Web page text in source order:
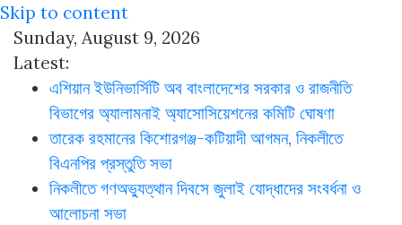
Skip to content
Sunday, August 9, 2026
Latest:
এশিয়ান ইউনিভার্সিটি অব বাংলাদেশের সরকার ও রাজনীতি
বিভাগের অ্যালামনাই অ্যাসোসিয়েশনের কমিটি ঘোষণা
তারেক রহমানের কিশোরগঞ্জ-কটিয়াদী আগমন, নিকলীতে
বিএনপির প্রস্তুতি সভা
নিকলীতে গণঅভ্যুত্থান দিবসে জুলাই যোদ্ধাদের সংবর্ধনা ও
আলোচনা সভা